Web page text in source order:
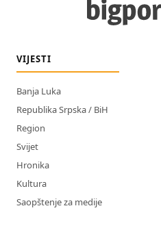
VIJESTI
Banja Luka
Republika Srpska / BiH
Region
Svijet
Hronika
Kultura
Saopštenje za medije